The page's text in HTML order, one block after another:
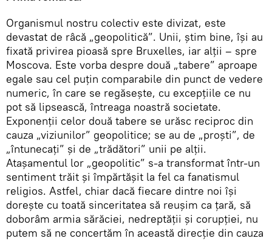
Organismul nostru colectiv este divizat, este
devastat de râcă „geopolitică”. Unii, ştim bine, îşi au
fixată privirea pioasă spre Bruxelles, iar alţii – spre
Moscova. Este vorba despre două „tabere” aproape
egale sau cel puţin comparabile din punct de vedere
numeric, în care se regăseşte, cu excepţiile ce nu
pot să lipsească, întreaga noastră societate.
Exponenţii celor două tabere se urăsc reciproc din
cauza „viziunilor” geopolitice; se au de „proşti”, de
„întunecaţi” şi de „trădători” unii pe alţii.
Ataşamentul lor „geopolitic” s-a transformat într-un
sentiment trăit şi împărtăşit la fel ca fanatismul
religios. Astfel, chiar dacă fiecare dintre noi îşi
doreşte cu toată sinceritatea să reuşim ca ţară, să
doborâm armia sărăciei, nedreptăţii şi corupţiei, nu
putem să ne concertăm în această direcţie din cauza